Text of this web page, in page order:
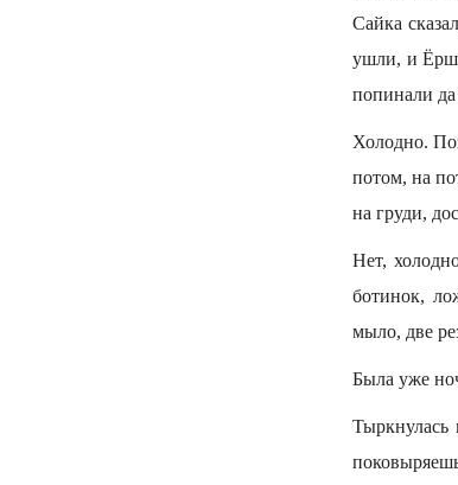
Сайка
ушли, и Ёрш
попинали
Холодно.
потом, на
на груди,
Нет,
ботинок,
мыло, две
Была уже